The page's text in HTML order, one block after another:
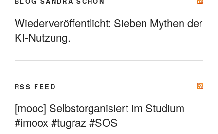
Wiederveröffentlicht: Sieben Mythen der
KI-Nutzung.
RSS FEED
[mooc] Selbstorganisiert im Studium
#imoox #tugraz #SOS